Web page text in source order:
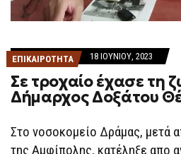
ΕΠΙΚΑΙΡΟΤΗΤΑ 18 ΙΟΥΝΊΟΥ, 2023
Σε τροχαίο έχασε τη
Δήμαρχος Δοξάτου
Στο νοσοκομείο Δράμας, μετά
της Αμφίπολης, κατέληξε απο